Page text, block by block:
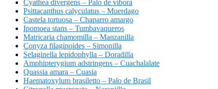
Cyathea divergens – Palo de víbora
Psittacanthus calyculatus – Muerdago
Castela tortuosa – Chaparro amargo
Ipomoea stans – Tumbavaqueros
Matricaria chamomilla – Manzanilla
Conyza filaginoides – Simonilla
Selaginella lepidophylla – Doradilla
Amphipterygium adstringens – Cuachalalate
Quassia amara – Cuasia
Haematoxylum brasiletto – Palo de Brasil